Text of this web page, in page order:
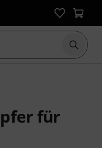
Suche
für